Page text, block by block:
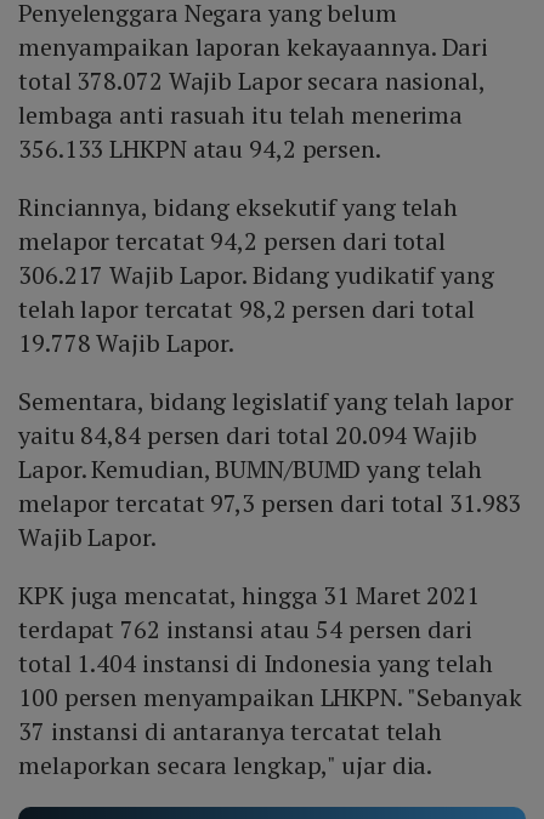
Penyelenggara Negara yang belum
menyampaikan laporan kekayaannya. Dari
total 378.072 Wajib Lapor secara nasional,
lembaga anti rasuah itu telah menerima
356.133 LHKPN atau 94,2 persen.
Rinciannya, bidang eksekutif yang telah
melapor tercatat 94,2 persen dari total
306.217 Wajib Lapor. Bidang yudikatif yang
telah lapor tercatat 98,2 persen dari total
19.778 Wajib Lapor.
Sementara, bidang legislatif yang telah lapor
yaitu 84,84 persen dari total 20.094 Wajib
Lapor. Kemudian, BUMN/BUMD yang telah
melapor tercatat 97,3 persen dari total 31.983
Wajib Lapor.
KPK juga mencatat, hingga 31 Maret 2021
terdapat 762 instansi atau 54 persen dari
total 1.404 instansi di Indonesia yang telah
100 persen menyampaikan LHKPN. "Sebanyak
37 instansi di antaranya tercatat telah
melaporkan secara lengkap," ujar dia.